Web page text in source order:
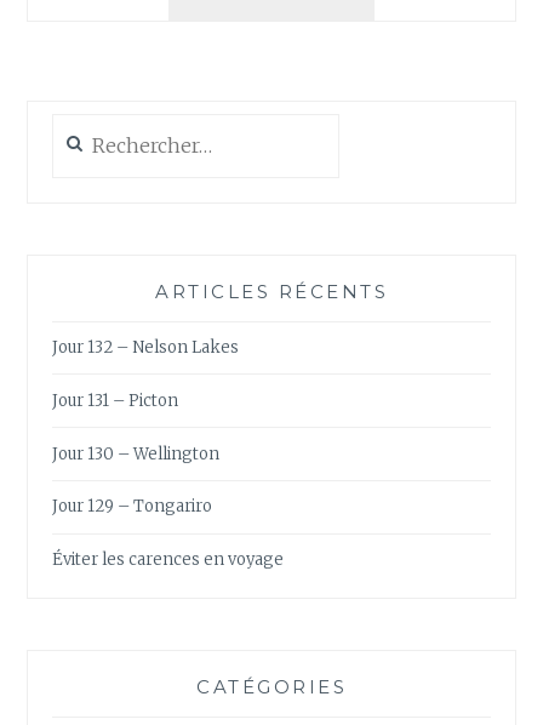
ARTICLES RÉCENTS
Jour 132 – Nelson Lakes
Jour 131 – Picton
Jour 130 – Wellington
Jour 129 – Tongariro
Éviter les carences en voyage
CATÉGORIES